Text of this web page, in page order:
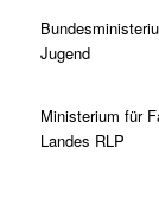
Jugend
Ministerium für
Landes RLP